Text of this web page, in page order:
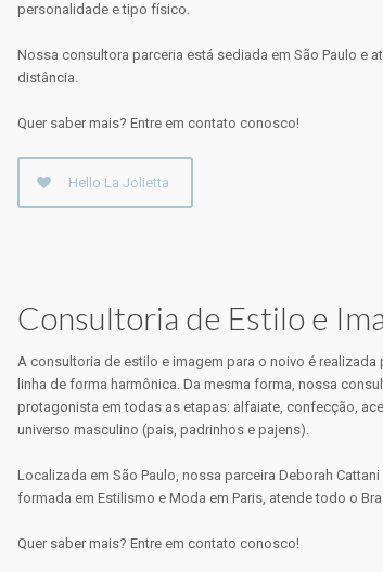
personalidade e tipo físico.
Nossa consultora parceria está sediada em São Paulo e
distância.
Quer saber mais? Entre em contato conosco!
Hello La Jolietta
Consultoria de Estilo e
A consultoria de estilo e imagem para o noivo é
linha de forma harmônica. Da mesma forma, nossa
protagonista em todas as etapas: alfaiate, confecção,
universo masculino (pais, padrinhos e pajens).
Localizada em São Paulo, nossa parceira Deborah
formada em Estilismo e Moda em Paris, atende todo o
Quer saber mais? Entre em contato conosco!